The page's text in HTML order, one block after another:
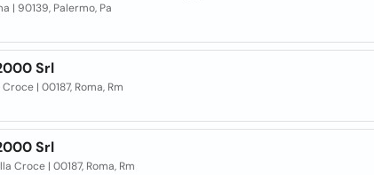
| 90139, Palermo, Pa
Srl
| 00187, Roma, Rm
Srl
Croce | 00187, Roma, Rm